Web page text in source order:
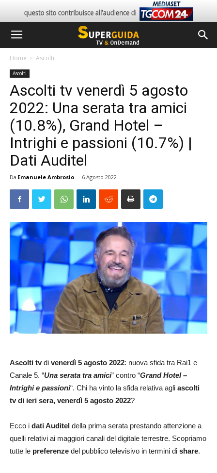
Home Ascolti
Ascolti
Ascolti tv venerdì 5 agosto
2022: Una serata tra amici
(10.8%), Grand Hotel –
Intrighi e passioni (10.7%) |
Dati Auditel
Da Emanuele Ambrosio - 6 Agosto 2022
Ascolti tvdi venerdì 5 agosto 2022: nuova sfida tra Rai1 e
Canale 5. “Una serata tra amici” contro “Grand Hotel –
Intrighi e passioni“. Chi ha vinto la sfida relativa agli ascolti
tv di ieri sera, venerdì 5 agosto 2022?
Ecco i dati Auditel della prima serata prestando attenzione a
quelli relativi ai maggiori canali del digitale terrestre. Scopriamo
tutte le preferenze del pubblico televisivo in termini di share.